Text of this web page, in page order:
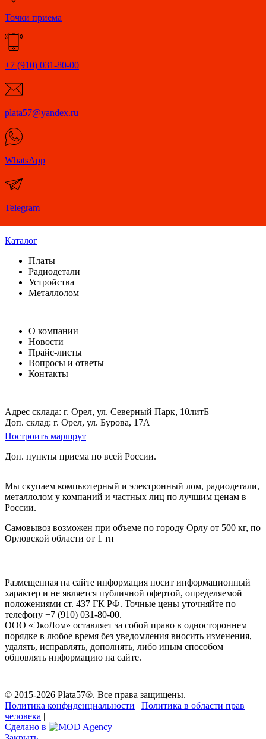
Точки приема
+7 (910) 031-80-00
plata57@yandex.ru
WhatsApp
Telegram
Каталог
Платы
Радиодетали
Устройства
Металлолом
О компании
Новости
Прайс-листы
Вопросы и ответы
Контакты
Адрес склада: г. Орел, ул. Северный Парк, 10литБ
Доп. склад: г. Орел, ул. Бурова, 17А
Построить маршрут
Доп. пункты приема по всей России.
Мы скупаем компьютерный и электронный лом, радиодетали,
металлолом у компаний и частных лиц по лучшим ценам в
России.
Самовывоз возможен при объеме по городу Орлу от 500 кг, по
Орловской области от 1 тн
Размещенная на сайте информация носит информационный
характер и не является публичной офертой, определяемой
положениями ст. 437 ГК РФ. Точные цены уточняйте по
телефону +7 (910) 031-80-00.
ООО «ЭкоЛом» оставляет за собой право в одностороннем
порядке в любое время без уведомления вносить изменения,
удалять, исправлять, дополнять, либо иным способом
обновлять информацию на сайте.
© 2015-2026 Plata57®. Все права защищены.
Политика конфиденциальности | Политика в области прав
человека |
Сделано в